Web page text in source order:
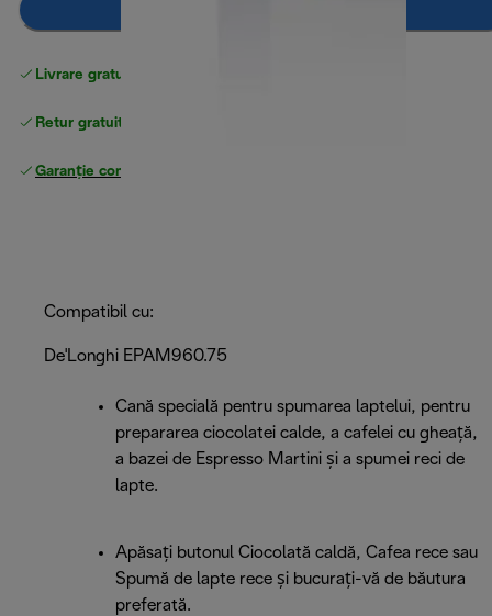
Livrare gratuită standard
Retur gratuit
Garanție completă
Compatibil cu:
De'Longhi EPAM960.75
Cană specială pentru spumarea laptelui, pentru
prepararea ciocolatei calde, a cafelei cu gheață,
a bazei de Espresso Martini și a spumei reci de
lapte.
Apăsați butonul Ciocolată caldă, Cafea rece sau
Spumă de lapte rece și bucurați-vă de băutura
preferată.